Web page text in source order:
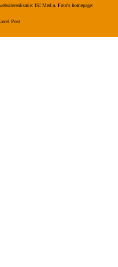
ISI Media. Foto's homepage:
Post